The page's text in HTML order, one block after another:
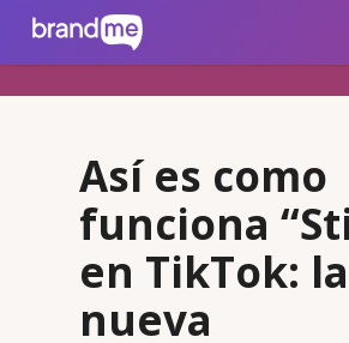
brandme.la
Así es como
funciona
en TikTok: la
nueva